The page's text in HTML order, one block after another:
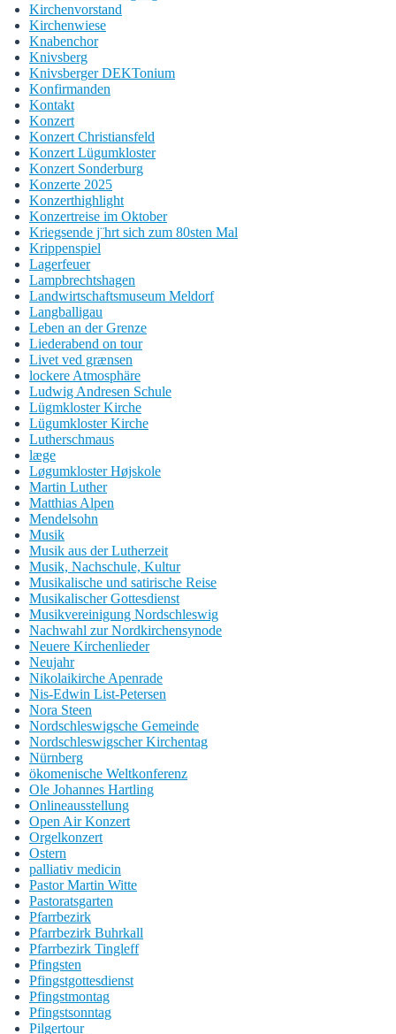
Kirchenvorstand
Kirchenwiese
Knabenchor
Knivsberg
Knivsberger DEKTonium
Konfirmanden
Kontakt
Konzert
Konzert Christiansfeld
Konzert Lügumkloster
Konzert Sonderburg
Konzerte 2025
Konzerthighlight
Konzertreise im Oktober
Kriegsende j¨hrt sich zum 80sten Mal
Krippenspiel
Lagerfeuer
Lampbrechtshagen
Landwirtschaftsmuseum Meldorf
Langballigau
Leben an der Grenze
Liederabend on tour
Livet ved grænsen
lockere Atmosphäre
Ludwig Andresen Schule
Lügmkloster Kirche
Lügumkloster Kirche
Lutherschmaus
læge
Løgumkloster Højskole
Martin Luther
Matthias Alpen
Mendelsohn
Musik
Musik aus der Lutherzeit
Musik, Nachschule, Kultur
Musikalische und satirische Reise
Musikalischer Gottesdienst
Musikvereinigung Nordschleswig
Nachwahl zur Nordkirchensynode
Neuere Kirchenlieder
Neujahr
Nikolaikirche Apenrade
Nis-Edwin List-Petersen
Nora Steen
Nordschleswigsche Gemeinde
Nordschleswigscher Kirchentag
Nürnberg
ökomenische Weltkonferenz
Ole Johannes Hartling
Onlineausstellung
Open Air Konzert
Orgelkonzert
Ostern
palliativ medicin
Pastor Martin Witte
Pastoratsgarten
Pfarrbezirk
Pfarrbezirk Buhrkall
Pfarrbezirk Tingleff
Pfingsten
Pfingstgottesdienst
Pfingstmontag
Pfingstsonntag
Pilgertour